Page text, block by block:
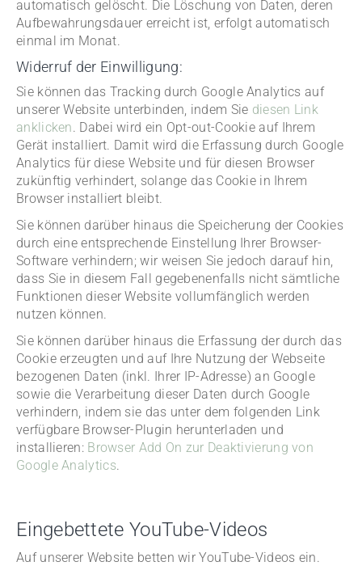
automatisch gelöscht. Die Löschung von Daten, deren
Aufbewahrungsdauer erreicht ist, erfolgt automatisch
einmal im Monat.
Widerruf der Einwilligung:
Sie können das Tracking durch Google Analytics auf
unserer Website unterbinden, indem Sie diesen Link
anklicken. Dabei wird ein Opt-out-Cookie auf Ihrem
Gerät installiert. Damit wird die Erfassung durch Google
Analytics für diese Website und für diesen Browser
zukünftig verhindert, solange das Cookie in Ihrem
Browser installiert bleibt.
Sie können darüber hinaus die Speicherung der Cookies
durch eine entsprechende Einstellung Ihrer Browser-
Software verhindern; wir weisen Sie jedoch darauf hin,
dass Sie in diesem Fall gegebenenfalls nicht sämtliche
Funktionen dieser Website vollumfänglich werden
nutzen können.
Sie können darüber hinaus die Erfassung der durch das
Cookie erzeugten und auf Ihre Nutzung der Webseite
bezogenen Daten (inkl. Ihrer IP-Adresse) an Google
sowie die Verarbeitung dieser Daten durch Google
verhindern, indem sie das unter dem folgenden Link
verfügbare Browser-Plugin herunterladen und
installieren: Browser Add On zur Deaktivierung von
Google Analytics.
Eingebettete YouTube-Videos
Auf unserer Website betten wir YouTube-Videos ein.